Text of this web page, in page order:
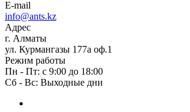
E-mail
info@ants.kz
Адрес
г. Алматы
ул. Курмангазы 177а оф.1
Режим работы
Пн - Пт: с 9:00 до 18:00
Сб - Вс: Выходные дни